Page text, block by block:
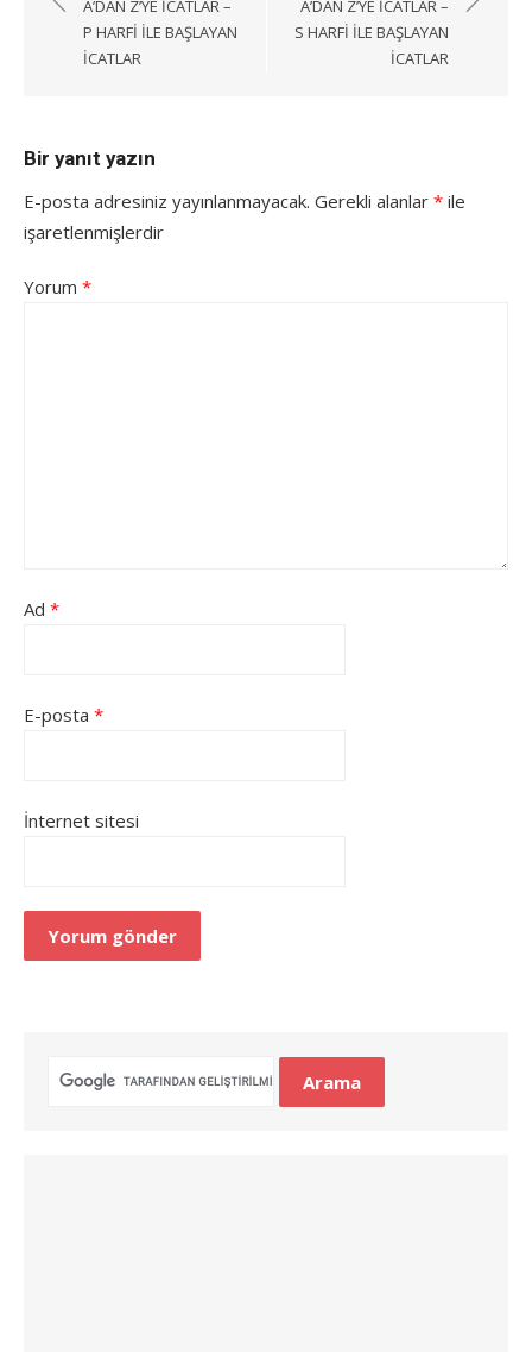
A’DAN Z’YE İCATLAR –
P HARFI ILE BAŞLAYAN
ICATLAR
A’DAN Z’YE İCATLAR –
S HARFI ILE BAŞLAYAN
ICATLAR
Bir yanıt yazın
E-posta adresiniz yayınlanmayacak. Gerekli alanlar * ile
işaretlenmişlerdir
Yorum *
Ad *
E-posta *
İnternet sitesi